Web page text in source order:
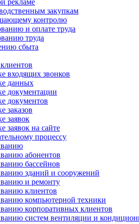
закупкам
контролю
и оплате труда
труда
сбыта
входящих звонков
данных
документации
документов
заказов
заявок
заявок на сайте
процессу
абонентов
бассейнов
зданий и сооружений
и ремонту
клиентов
компьютерной техники
корпоративных клиентов
систем вентиляции и